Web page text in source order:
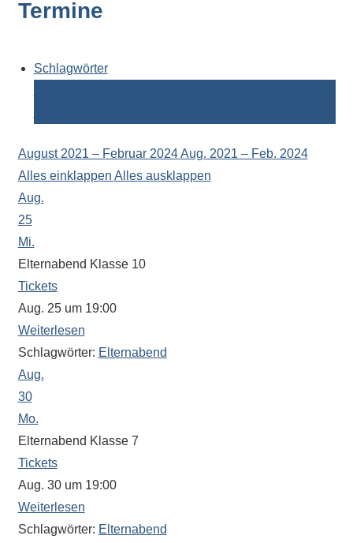
Kontaktdaten,
Zusammensetzung
oder
zur
Ausstattung
der
wir
versuchen
auf
alle
Fragen
Antworten
zu
bieten.
Daneben
gibt
es
viele
Termine
Schlagwörter
August 2021 – Februar 2024 Aug. 2021 – Feb. 2024
Alles einklappen Alles ausklappen
Aug.
25
Mi.
Elternabend Klasse 10
Tickets
Aug. 25 um 19:00
Weiterlesen
Schlagwörter: Elternabend
Aug.
30
Mo.
Elternabend Klasse 7
Tickets
Aug. 30 um 19:00
Weiterlesen
Schlagwörter: Elternabend